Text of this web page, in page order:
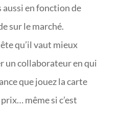
aussi en fonction de
sur le marché.
qu’il vaut mieux
un collaborateur en qui
que jouez la carte
même si c’est